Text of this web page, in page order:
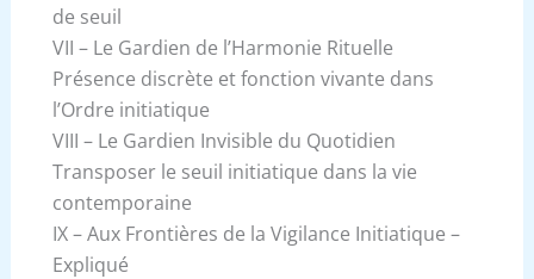
de seuil
VII – Le Gardien de l’Harmonie Rituelle
Présence discrète et fonction vivante dans
l’Ordre initiatique
VIII – Le Gardien Invisible du Quotidien
Transposer le seuil initiatique dans la vie
contemporaine
IX – Aux Frontières de la Vigilance Initiatique –
Expliqué